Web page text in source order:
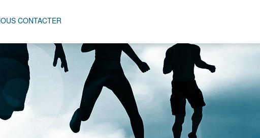
CONTACTER